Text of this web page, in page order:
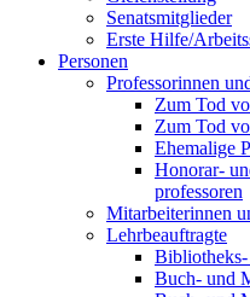
Senatsmitglieder
Erste Hilfe/
Personen
Professorinnen
Zum Tod
Zum Tod
Ehemalige
Honorar-
professoren
Mitarbeiterinnen
Lehrbeauftragte
Bibliotheks-
Buch- und